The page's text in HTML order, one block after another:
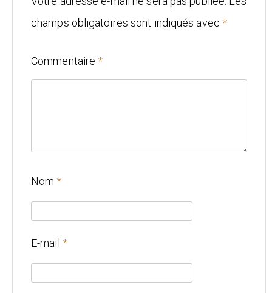
Mariage
Architecture
champs obligatoires sont indiqués avec *
Commentaire *
Nom *
E-mail *